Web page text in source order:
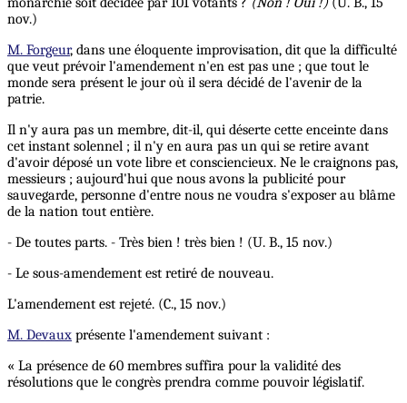
nov.)
M. Forgeur, dans une éloquente improvisation, dit que la difficulté
que veut prévoir l'amendement n'en est pas une ; que tout le
monde sera présent le jour où il sera décidé de l'avenir de la
patrie.
Il n'y aura pas un membre, dit-il, qui déserte cette enceinte dans
cet instant solennel ; il n'y en aura pas un qui se retire avant
d'avoir déposé un vote libre et consciencieux. Ne le craignons pas,
messieurs ; aujourd'hui que nous avons la publicité pour
sauvegarde, personne d'entre nous ne voudra s'exposer au blâme
de la nation tout entière.
- De toutes parts. - Très bien ! très bien ! (U. B., 15 nov.)
- Le sous-amendement est retiré de nouveau.
L'amendement est rejeté. (C., 15 nov.)
M. Devaux présente l'amendement suivant :
« La présence de 60 membres suffira pour la validité des
résolutions que le congrès prendra comme pouvoir législatif.